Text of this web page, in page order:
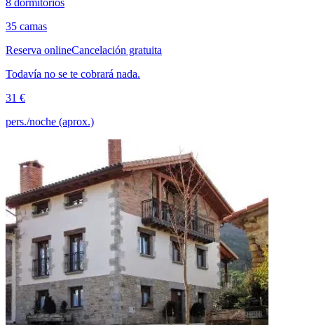
8 dormitorios
35 camas
Reserva onlineCancelación gratuita
Todavía no se te cobrará nada.
31 €
pers./noche (aprox.)